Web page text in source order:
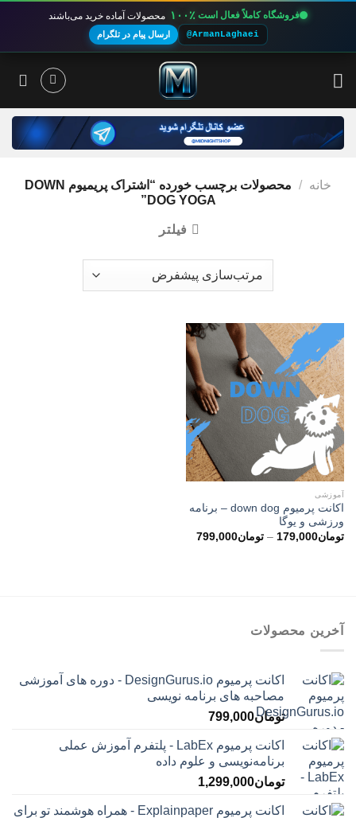
فروشگاه کاملاً فعال است ۱۰۰٪ محصولات آماده خرید می‌باشند
@ArmanLaghaei ارسال پیام در تلگرام
خانه /
محصولات برچسب خورده “اشتراک پریمیوم DOWN
DOG YOGA”
فیلتر
آموزشی
اکانت پرمیوم down dog – برنامه
ورزشی و یوگا
تومان179,000
– تومان799,000محدوده
آخرین محصولات
اکانت پرمیوم DesignGurus.io - دوره ‌های آموزشی
مصاحبه ‌های برنامه نویسی
تومان799,000
اکانت پرمیوم LabEx - پلتفرم آموزش عملی
برنامه‌نویسی و علوم داده
تومان1,299,000
اکانت پرمیوم Explainpaper - همراه هوشمند تو برای